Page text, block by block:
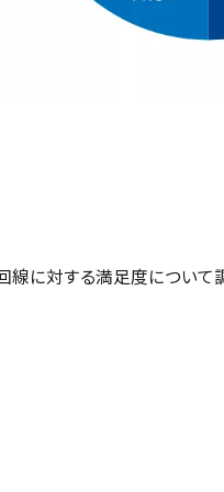
に対する満足度について